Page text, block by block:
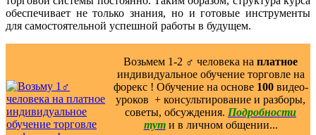
обеспечивает не только знания, но и готовые инструменты
для самостоятельной успешной работы в будущем.
Возьмем 1-2 ‍♂️ человека на платное
индивидуальное обучение торговле на
форекс ! Обучение на основе 100видео-
уроков ️ + консультирование и разборы,
советы, обсуждения. Подробности
тут и в личном общении...